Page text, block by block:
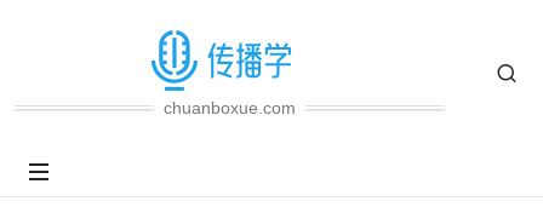
chuanboxue.com